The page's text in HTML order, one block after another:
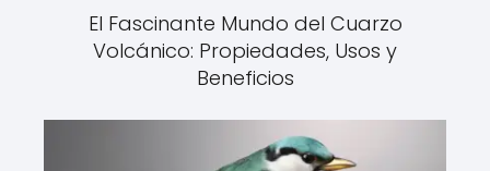
El Fascinante Mundo del Cuarzo
Volcánico: Propiedades, Usos y
Beneficios